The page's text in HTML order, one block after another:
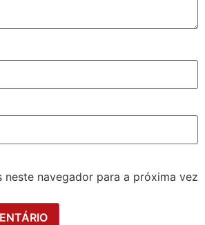
neste navegador para a próxima vez